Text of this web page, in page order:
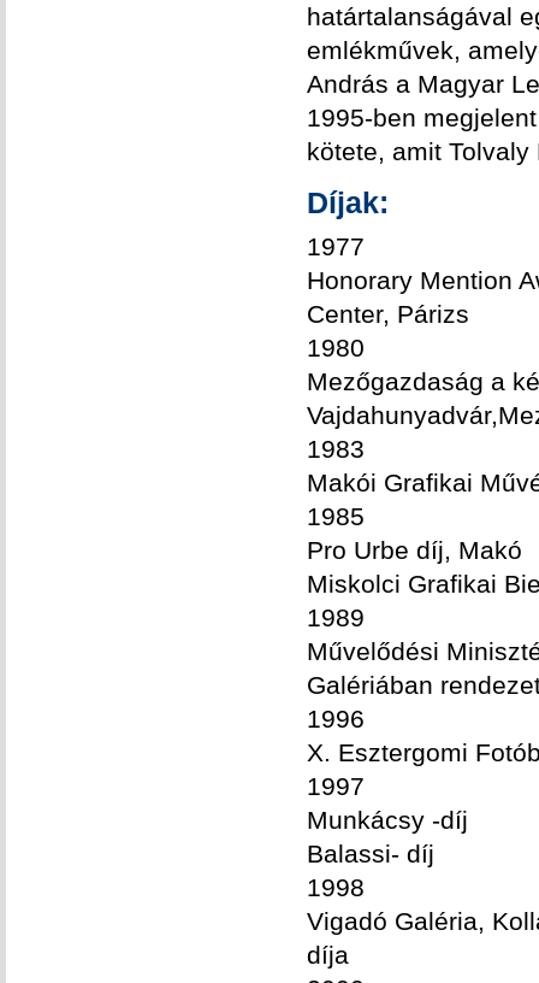
határtalanságával
emlékművek,
András a Magyar
1995-ben
kötete, amit
Díjak:
1977
Honorary Mention
Center, Párizs
1980
Mezőgazdaság a
1983
Makói Grafikai
1985
Pro Urbe díj, Makó
Miskolci Grafikai
1989
Művelődési
Galériában
1996
X. Esztergomi
1997
Munkácsy -díj
Balassi- díj
1998
Vigadó Galéria,
díja